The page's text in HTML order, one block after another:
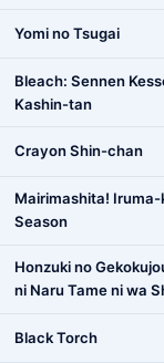
Yomi no Tsugai
Bleach: Sennen
Kashin-tan
Crayon Shin-chan
Mairimashita!
Season
Honzuki no
ni Naru Tame ni wa
Ryoushu no Youjo
Black Torch